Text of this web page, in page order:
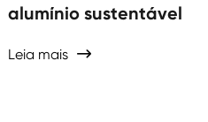
alumínio sustentável
Leia mais 